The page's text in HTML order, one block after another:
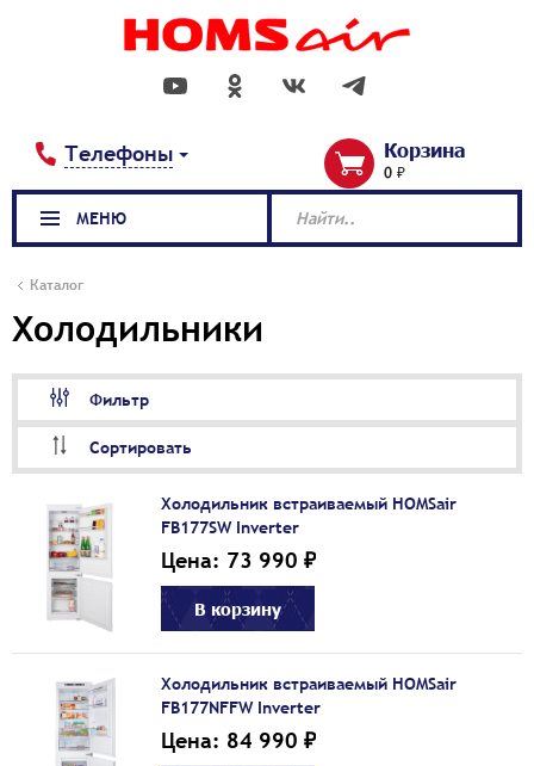
Телефоны Корзина
0 ₽
Каталог
Холодильники
Фильтр
Сортировать
Холодильник встраиваемый HOMSair
FB177SW Inverter
Цена: 73 990 ₽
В корзину
Холодильник встраиваемый HOMSair
FB177NFFW Inverter
Цена: 84 990 ₽
МЕНЮ Найти..